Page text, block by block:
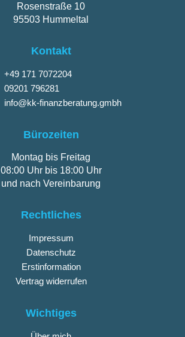
Rosenstraße 10
95503 Hummeltal
Kontakt
+49 171 7072204
09201 796281
info@kk-finanzberatung.gmbh
Bürozeiten
Montag bis Freitag
08:00 Uhr bis 18:00 Uhr
und nach Vereinbarung
Rechtliches
Impressum
Datenschutz
Erstinformation
Vertrag widerrufen
Wichtiges